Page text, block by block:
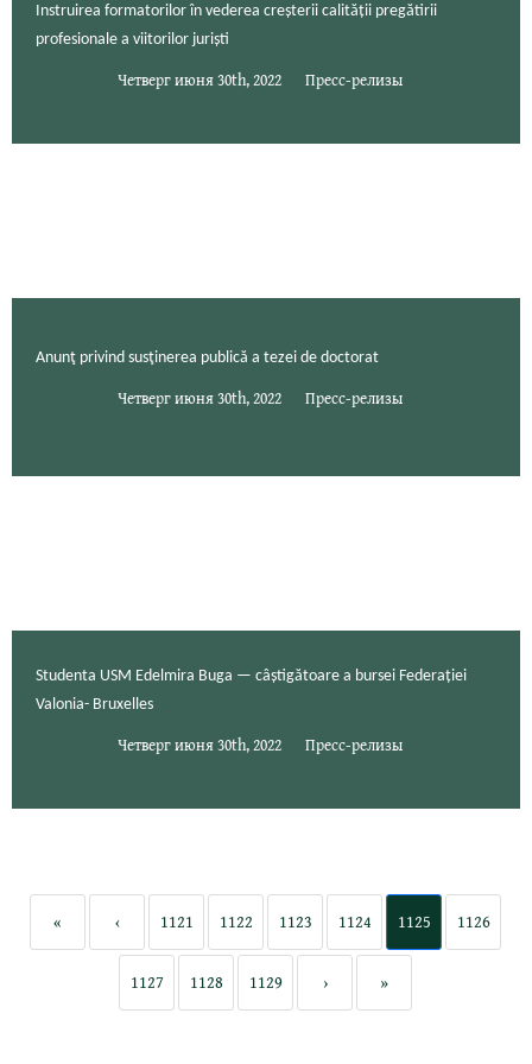
Instruirea formatorilor în vederea creșterii calității pregătirii
profesionale a viitorilor juriști
Четверг июня 30th, 2022 Пресс-релизы
Anunţ privind susţinerea publică a tezei de doctorat
Четверг июня 30th, 2022 Пресс-релизы
Studenta USM Edelmira Buga — câștigătoare a bursei Federației
Valonia- Bruxelles
Четверг июня 30th, 2022 Пресс-релизы
« ‹ 1121 1122 1123 1124 1125 1126
1127 1128 1129 › »